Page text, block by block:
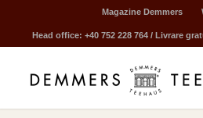
Magazine Demmers
Head office: +40 752 228 764 / Livrare